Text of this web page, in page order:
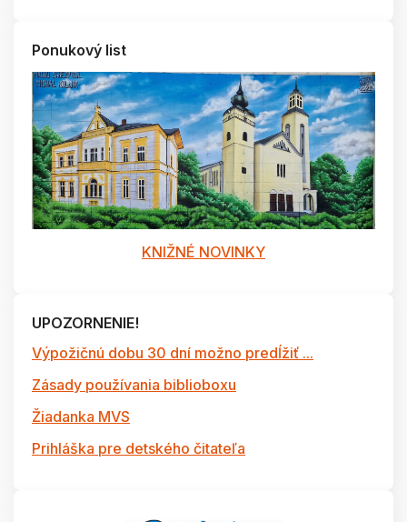
Ponukový list
KNIŽNÉ NOVINKY
UPOZORNENIE!
Výpožičnú dobu 30 dní možno predĺžiť ...
Zásady používania biblioboxu
Žiadanka MVS
Prihláška pre detského čitateľa